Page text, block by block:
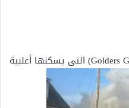
شهدت منطقة جولدرز جرين (Golders Green) التى يسكنها أغلبية